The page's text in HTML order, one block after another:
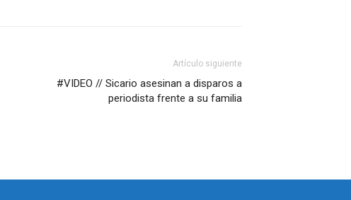
Artículo siguiente
#VIDEO // Sicario asesinan a disparos a
periodista frente a su familia